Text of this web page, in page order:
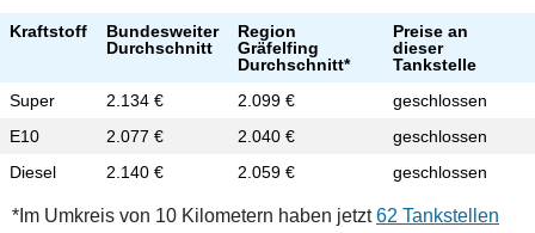
Kraftstoff
Bundesweiter
Durchschnitt
Region
Gräfelfing
Durchschnitt*
Preise an
dieser
Tankstelle
Super
2.134 € 2.099 €
geschlossen
E10
2.077 € 2.040 €
geschlossen
Diesel
2.140 € 2.059 € geschlossen
*Im Umkreis von 10 Kilometern haben jetzt62 Tankstellen